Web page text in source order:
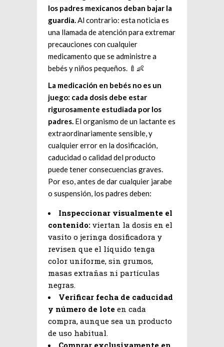
los padres mexicanos deban bajar la
guardia.Al contrario: esta noticia es
una llamada de atención para extremar
precauciones con cualquier
medicamento que se administre a
bebés y niños pequeños. 🍼👶
La medicación en bebés no es un
juego: cada dosis debe estar
rigurosamente estudiada por los
padres. El organismo de un lactante es
extraordinariamente sensible, y
cualquier error en la dosificación,
caducidad o calidad del producto
puede tener consecuencias graves.
Por eso, antes de dar cualquier jarabe
o suspensión, los padres deben:
Inspeccionar visualmente el
contenido: viertan la dosis en el
vasito o jeringa dosificadora y
revisen que el líquido tenga
color uniforme, sin grumos,
masas extrañas ni partículas
negras.
Verificar fecha de caducidad
y número de lote en cada
compra, aunque sea un producto
de uso habitual.